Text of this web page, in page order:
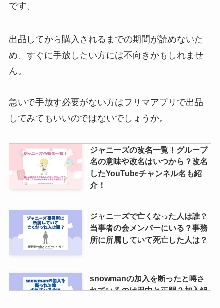
です。
出品してから購入されるまでの期間が読めないた
め、すぐに手放したい方には不向きかもしれませ
ん。
急いで手放す必要がない方はフリマアプリで出品
してみてもいいのではないでしょうか。
ジャニーズの改名一覧！グループ
名の意味や改名はいつから？改名
したYouTubeチャンネル名も紹
介！
ジャニーズで亡くなった人は誰？
当事者の会メンバーにいる？事務
所に所属していて死亡した人は？
snowmanの加入を断ったと噂さ
れているのは田中と正門？加入組